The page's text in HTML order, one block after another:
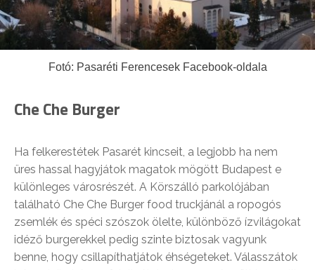
Fotó: Pasaréti Ferencesek Facebook-oldala
Che Che Burger
Ha felkerestétek Pasarét kincseit, a legjobb ha nem
üres hassal hagyjátok magatok mögött Budapest e
különleges városrészét. A Körszálló parkolójában
található Che Che Burger food truckjánál a ropogós
zsemlék és spéci szószok ölelte, különböző ízvilágokat
idéző burgerekkel pedig szinte biztosak vagyunk
benne, hogy csillapíthatjátok éhségeteket. Válasszátok